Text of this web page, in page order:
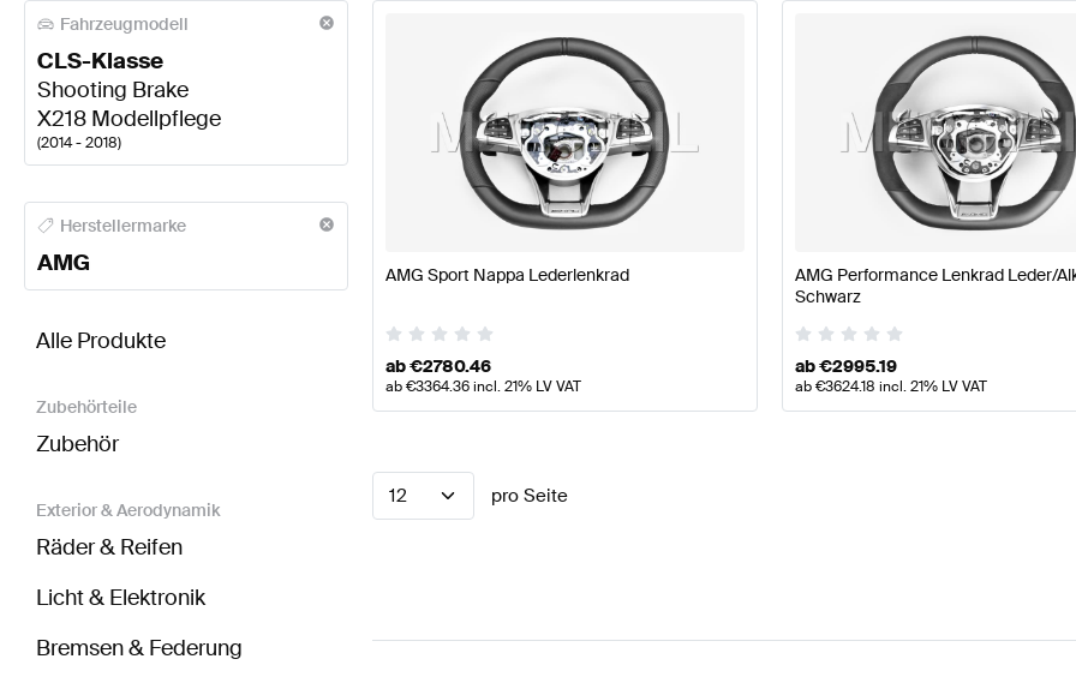
Fahrzeugmodell
CLS-Klasse
Shooting Brake
X218 Modellpflege
(2014 - 2018)
AMG A-Klasse LenkräderAMG A-Klasse W177 Modellpflege Lenkräder AMG A-Klasse W177 LenkräderAMG
Herstellermarke
AMG
Alle Produkte
Zubehörteile
Zubehör
Exterior & Aerodynamik
Räder & Reifen
Licht & Elektronik
Bremsen & Federung
AMG Sport Nappa Lederlenkrad
ab€2780.46
ab€3364.36incl. 21% LV VAT
AMG Performance Lenkrad Leder/
Schwarz
ab€2995.19
ab€3624.18 incl. 21% LV VAT
12 pro Seite